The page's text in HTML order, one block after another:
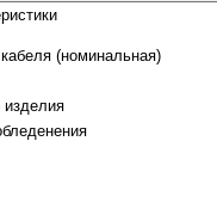
(номинальная)
изделия